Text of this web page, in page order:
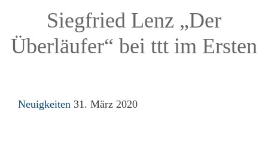
Siegfried Lenz „Der
Überläufer“ bei ttt im Ersten
Kategorien
Neuigkeiten 31. März 2020